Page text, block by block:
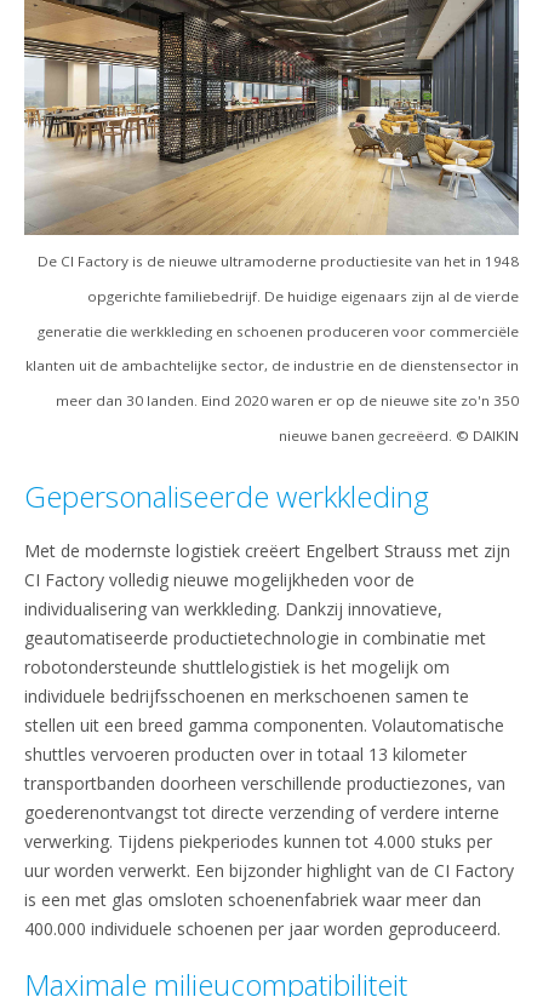
De CI Factory is de nieuwe ultramoderne productiesite van het in 1948
opgerichte familiebedrijf. De huidige eigenaars zijn al de vierde
generatie die werkkleding en schoenen produceren voor commerciële
klanten uit de ambachtelijke sector, de industrie en de dienstensector in
meer dan 30 landen. Eind 2020 waren er op de nieuwe site zo'n 350
nieuwe banen gecreëerd. © DAIKIN
Gepersonaliseerde werkkleding
Met de modernste logistiek creëert Engelbert Strauss met zijn
CI Factory volledig nieuwe mogelijkheden voor de
individualisering van werkkleding. Dankzij innovatieve,
geautomatiseerde productietechnologie in combinatie met
robotondersteunde shuttlelogistiek is het mogelijk om
individuele bedrijfsschoenen en merkschoenen samen te
stellen uit een breed gamma componenten. Volautomatische
shuttles vervoeren producten over in totaal 13 kilometer
transportbanden doorheen verschillende productiezones, van
goederenontvangst tot directe verzending of verdere interne
verwerking. Tijdens piekperiodes kunnen tot 4.000 stuks per
uur worden verwerkt. Een bijzonder highlight van de CI Factory
is een met glas omsloten schoenenfabriek waar meer dan
400.000 individuele schoenen per jaar worden geproduceerd.
Maximale milieucompatibiliteit